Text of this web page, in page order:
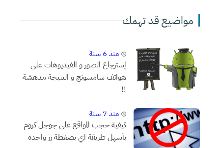
مواضيع قد تهمك
منذ 6 سنة
إسترجاع الصور و الفيديوهات على
هواتف سامسونج و النتيجة مدهشة
!!
منذ 7 سنة
كيفية حجب المواقع على جوجل كروم
بأسهل طريقة اي بضغطة زر واحدة